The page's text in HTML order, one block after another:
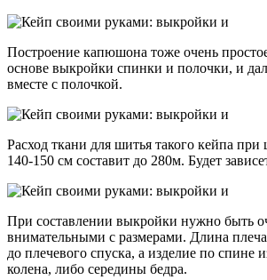
Построение капюшона тоже очень
основе выкройки спинки и полочки, и
вместе с полочкой.
Расход ткани для шитья такого кейпа
140-150 см составит до 280м. Будет
При составлении выкройки нужно быть
внимательными с размерами. Длина
до плечевого спуска, а изделие по спине
колена, либо середины бедра.